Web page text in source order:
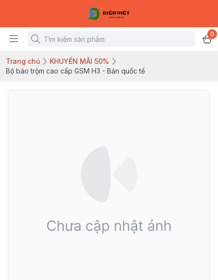
0
Trang chủ
KHUYẾN MÃI 50%
Bộ báo trộm cao cấp GSM H3 - Bản quốc tế